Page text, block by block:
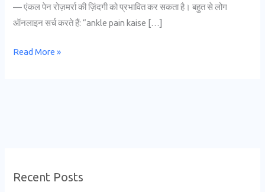
— एंकल पेन रोज़मर्रा की ज़िंदगी को प्रभावित कर सकता है। बहुत से लोग
ऑनलाइन सर्च करते हैं: “ankle pain kaise […]
Read More »
Recent Posts